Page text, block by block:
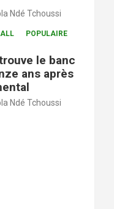
Ndé Tchoussi
POPULAIRE
le banc
ans après
Ndé Tchoussi